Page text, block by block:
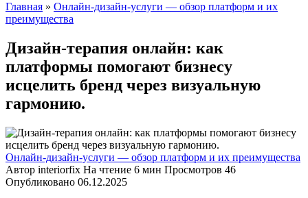
Главная » Онлайн-дизайн-услуги — обзор платформ и их
преимущества
Дизайн-терапия онлайн: как
платформы помогают бизнесу
исцелить бренд через визуальную
гармонию.
Онлайн-дизайн-услуги — обзор платформ и их преимущества
Автор interiorfix На чтение 6 мин Просмотров 46
Опубликовано 06.12.2025